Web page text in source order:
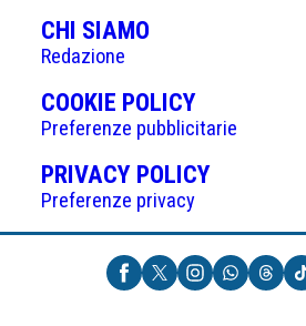
CHI SIAMO
Redazione
COOKIE POLICY(APRE
IN
UNA
NUOVA
Preferenze pubblicitarie
PRIVACY POLICY(APRE
UNA
NUOVA
SCHEDA)
Preferenze privacy